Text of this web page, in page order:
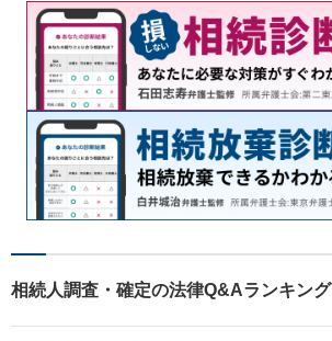
相続人調査・確定の法律Q&Aランキング